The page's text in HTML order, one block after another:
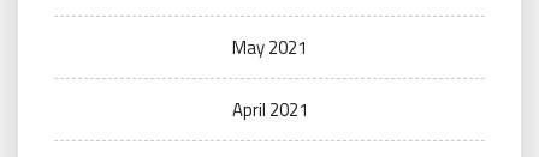
May 2021
April 2021